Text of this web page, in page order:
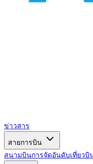
ข่าวสาร
สายการบิน
สนามบินการจัดอันดับเที่ยวบิ